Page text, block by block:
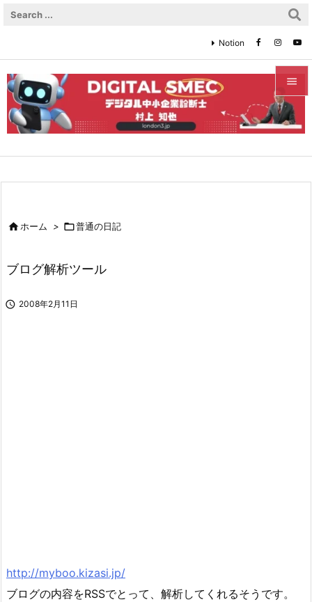


メニュ

Notion
ホーム > 普通の日記
ブログ解析ツール
 2008年2月11日
http://myboo.kizasi.jp/
ブログの内容をRSSでとって、解析してくれるそうです。